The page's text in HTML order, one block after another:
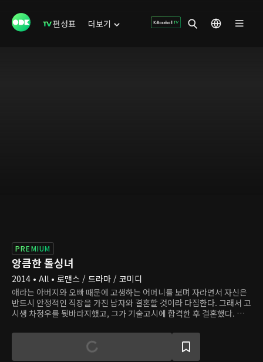
편성표 더보기
PREMIUM
앙큼한 돌싱녀
2014 • All • 로맨스 / 드라마 / 코미디
애라는 아버지와 오빠 때문에 고생하는 어머니를 보며 자라면서 자신은
반드시 안정적인 직장을 가진 남자와 결혼할 것이라 다짐한다. 그래서 고
시생 차정우를 뒷바라지했고, 그가 기술고시에 합격한 후 결혼했다. 하
애라는 이혼을 선택한다. 몇 년 후 정우가 유명 벤처 기업의 CEO가 되자,
애라는 정우에게 돌아가려 하지만 정우는 이를 거부한다. 정우의 냉랭한
태도에 화가 난 애라는 정우의 회사에 들어가 직접 복수하려 한다.